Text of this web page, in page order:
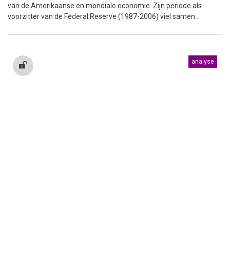
van de Amerikaanse en mondiale economie. Zijn periode als
voorzitter van de Federal Reserve (1987-2006) viel samen...
analyse